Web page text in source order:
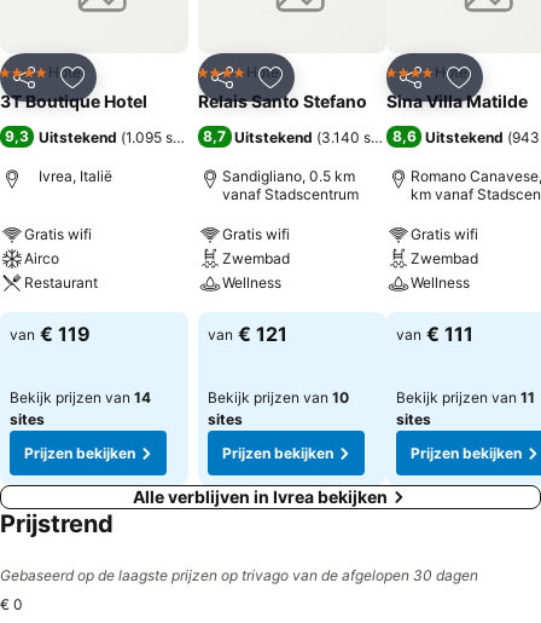
Delen Toevoegen aan favorieten
4 SterrenHotel
3T Boutique Hotel
9,3 Uitstekend (1.095 scores)
Ivrea, Italië
Gratis wifi
Airco
Restaurant
van € 119
Bekijk prijzen van 14
sites
Prijzen bekijken
Delen Toevoegen aan favorieten
4 SterrenHotel
Relais Santo Stefano
8,7 Uitstekend (3.140 scores)
Sandigliano, 0.5 km
vanaf Stadscentrum
Gratis wifi
Zwembad
Wellness
van € 121
Bekijk prijzen van 10
sites
Prijzen bekijken
Delen
4 SterrenHotel
Sina Villa Matilde
8,6 Uitstekend (
Romano
km vanaf
Gratis wifi
Zwembad
Wellness
van € 111
Bekijk prijzen van 11
sites
Prijzen bekijken
Alle verblijven in Ivrea bekijken
Prijstrend
Gebaseerd op de laagste prijzen op trivago van de afgelopen 30 dagen
€ 0